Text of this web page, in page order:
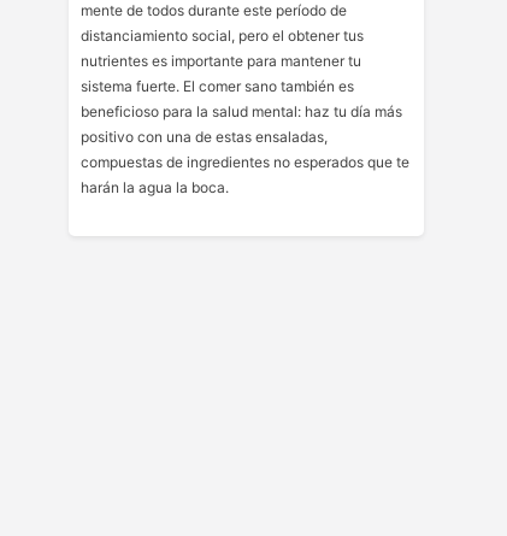
mente de todos durante este período de
distanciamiento social, pero el obtener tus
nutrientes es importante para mantener tu
sistema fuerte. El comer sano también es
beneficioso para la salud mental: haz tu día más
positivo con una de estas ensaladas,
compuestas de ingredientes no esperados que te
harán la agua la boca.